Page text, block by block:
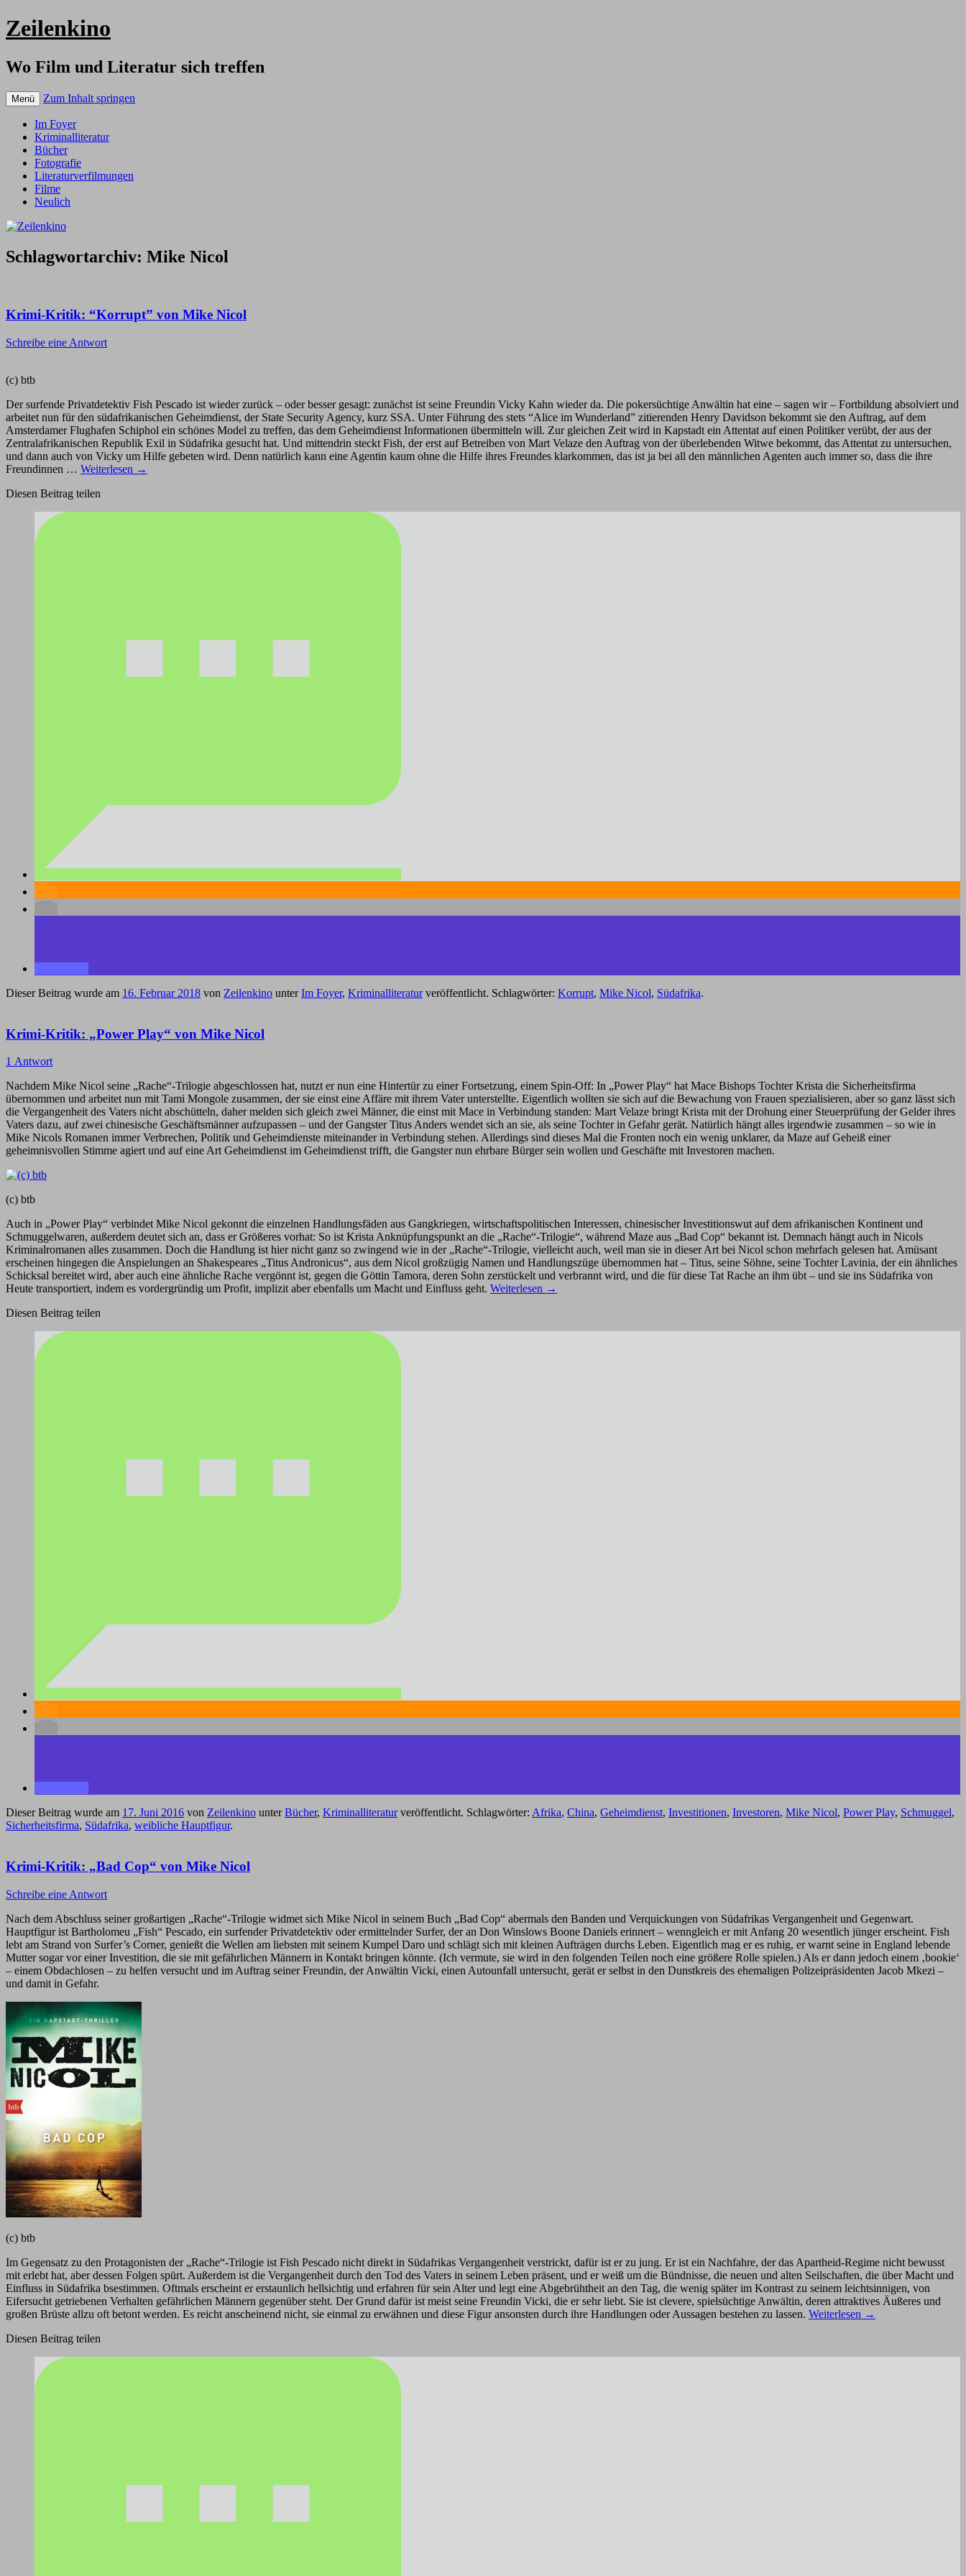
Zeilenkino
Wo Film und Literatur sich treffen
Menü Zum Inhalt springen
Im Foyer
Kriminalliteratur
Bücher
Fotografie
Literaturverfilmungen
Filme
Neulich
Schlagwortarchiv: Mike Nicol
Krimi-Kritik: “Korrupt” von Mike Nicol
Schreibe eine Antwort
(c) btb
Der surfende Privatdetektiv Fish Pescado ist wieder zurück – oder besser gesagt: zunächst ist seine Freundin Vicky Kahn wieder da. Die pokersüchtige Anwältin hat eine – sagen wir – Fortbildung absolviert und
arbeitet nun für den südafrikanischen Geheimdienst, der State Security Agency, kurz SSA. Unter Führung des stets “Alice im Wunderland” zitierenden Henry Davidson bekommt sie den Auftrag, auf dem
Amsterdamer Flughafen Schiphol ein schönes Model zu treffen, das dem Geheimdienst Informationen übermitteln will. Zur gleichen Zeit wird in Kapstadt ein Attentat auf einen Politiker verübt, der aus der
Zentralafrikanischen Republik Exil in Südafrika gesucht hat. Und mittendrin steckt Fish, der erst auf Betreiben von Mart Velaze den Auftrag von der überlebenden Witwe bekommt, das Attentat zu untersuchen,
und dann auch von Vicky um Hilfe gebeten wird. Denn natürlich kann eine Agentin kaum ohne die Hilfe ihres Freundes klarkommen, das ist ja bei all den männlichen Agenten auch immer so, dass die ihre
Freundinnen … Weiterlesen →
Diesen Beitrag teilen
Dieser Beitrag wurde am 16. Februar 2018 von Zeilenkino unterIm Foyer, Kriminalliteraturveröffentlicht. Schlagwörter: Korrupt, Mike Nicol, Südafrika.
Krimi-Kritik: „Power Play“ von Mike Nicol
1 Antwort
Nachdem Mike Nicol seine „Rache“-Trilogie abgeschlossen hat, nutzt er nun eine Hintertür zu einer Fortsetzung, einem Spin-Off: In „Power Play“ hat Mace Bishops Tochter Krista die Sicherheitsfirma
übernommen und arbeitet nun mit Tami Mongole zusammen, der sie einst eine Affäre mit ihrem Vater unterstellte. Eigentlich wollten sie sich auf die Bewachung von Frauen spezialisieren, aber so ganz lässt sich
die Vergangenheit des Vaters nicht abschütteln, daher melden sich gleich zwei Männer, die einst mit Mace in Verbindung standen: Mart Velaze bringt Krista mit der Drohung einer Steuerprüfung der Gelder ihres
Vaters dazu, auf zwei chinesische Geschäftsmänner aufzupassen – und der Gangster Titus Anders wendet sich an sie, als seine Tochter in Gefahr gerät. Natürlich hängt alles irgendwie zusammen – so wie in
Mike Nicols Romanen immer Verbrechen, Politik und Geheimdienste miteinander in Verbindung stehen. Allerdings sind dieses Mal die Fronten noch ein wenig unklarer, da Maze auf Geheiß einer
geheimnisvollen Stimme agiert und auf eine Art Geheimdienst im Geheimdienst trifft, die Gangster nun ehrbare Bürger sein wollen und Geschäfte mit Investoren machen.
(c) btb
Auch in „Power Play“ verbindet Mike Nicol gekonnt die einzelnen Handlungsfäden aus Gangkriegen, wirtschaftspolitischen Interessen, chinesischer Investitionswut auf dem afrikanischen Kontinent und
Schmuggelwaren, außerdem deutet sich an, dass er Größeres vorhat: So ist Krista Anknüpfungspunkt an die „Rache“-Trilogie“, während Maze aus „Bad Cop“ bekannt ist. Demnach hängt auch in Nicols
Kriminalromanen alles zusammen. Doch die Handlung ist hier nicht ganz so zwingend wie in der „Rache“-Trilogie, vielleicht auch, weil man sie in dieser Art bei Nicol schon mehrfach gelesen hat. Amüsant
erscheinen hingegen die Anspielungen an Shakespeares „Titus Andronicus“, aus dem Nicol großzügig Namen und Handlungszüge übernommen hat – Titus, seine Söhne, seine Tochter Lavinia, der ein ähnliches
Schicksal bereitet wird, aber auch eine ähnliche Rache vergönnt ist, gegen die Göttin Tamora, deren Sohn zerstückelt und verbrannt wird, und die für diese Tat Rache an ihm übt – und sie ins Südafrika von
Heute transportiert, indem es vordergründig um Profit, implizit aber ebenfalls um Macht und Einfluss geht. Weiterlesen →
Diesen Beitrag teilen
Dieser Beitrag wurde am 17. Juni 2016 von Zeilenkino unterBücher, Kriminalliteraturveröffentlicht. Schlagwörter: Afrika, China, Geheimdienst, Investitionen, Investoren, Mike Nicol, Power Play, Schmuggel,
Sicherheitsfirma, Südafrika, weibliche Hauptfigur.
Krimi-Kritik: „Bad Cop“ von Mike Nicol
Schreibe eine Antwort
Nach dem Abschluss seiner großartigen „Rache“-Trilogie widmet sich Mike Nicol in seinem Buch „Bad Cop“ abermals den Banden und Verquickungen von Südafrikas Vergangenheit und Gegenwart.
Hauptfigur ist Bartholomeu „Fish“ Pescado, ein surfender Privatdetektiv oder ermittelnder Surfer, der an Don Winslows Boone Daniels erinnert – wenngleich er mit Anfang 20 wesentlich jünger erscheint. Fish
lebt am Strand von Surfer’s Corner, genießt die Wellen am liebsten mit seinem Kumpel Daro und schlägt sich mit kleinen Aufträgen durchs Leben. Eigentlich mag er es ruhig, er warnt seine in England lebende
Mutter sogar vor einer Investition, die sie mit gefährlichen Männern in Kontakt bringen könnte. (Ich vermute, sie wird in den folgenden Teilen noch eine größere Rolle spielen.) Als er dann jedoch einem ‚bookie‘
– einem Obdachlosen – zu helfen versucht und im Auftrag seiner Freundin, der Anwältin Vicki, einen Autounfall untersucht, gerät er selbst in den Dunstkreis des ehemaligen Polizeipräsidenten Jacob Mkezi –
und damit in Gefahr.
(c) btb
Im Gegensatz zu den Protagonisten der „Rache“-Trilogie ist Fish Pescado nicht direkt in Südafrikas Vergangenheit verstrickt, dafür ist er zu jung. Er ist ein Nachfahre, der das Apartheid-Regime nicht bewusst
mit erlebt hat, aber dessen Folgen spürt. Außerdem ist die Vergangenheit durch den Tod des Vaters in seinem Leben präsent, und er weiß um die Bündnisse, die neuen und alten Seilschaften, die über Macht und
Einfluss in Südafrika bsestimmen. Oftmals erscheint er erstaunlich hellsichtig und erfahren für sein Alter und legt eine Abgebrühtheit an den Tag, die wenig später im Kontrast zu seinem leichtsinnigen, von
Eifersucht getriebenen Verhalten gefährlichen Männern gegenüber steht. Der Grund dafür ist meist seine Freundin Vicki, die er sehr liebt. Sie ist clevere, spielsüchtige Anwältin, deren attraktives Äußeres und
großen Brüste allzu oft betont werden. Es reicht anscheinend nicht, sie einmal zu erwähnen und diese Figur ansonsten durch ihre Handlungen oder Aussagen bestehen zu lassen. Weiterlesen →
Diesen Beitrag teilen